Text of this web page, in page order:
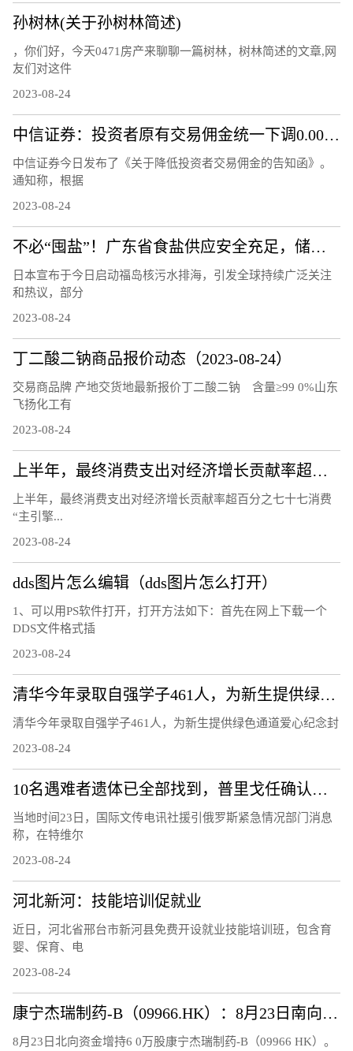
孙树林(关于孙树林简述)
，你们好，今天0471房产来聊聊一篇树林，树林简述的文章,网
友们对这件
2023-08-24
中信证券：投资者原有交易佣金统一下调0.00146%
中信证券今日发布了《关于降低投资者交易佣金的告知函》。
通知称，根据
2023-08-24
不必“囤盐”！广东省食盐供应安全充足，储备量达10.8万吨
日本宣布于今日启动福岛核污水排海，引发全球持续广泛关注
和热议，部分
2023-08-24
丁二酸二钠商品报价动态（2023-08-24）
交易商品牌 产地交货地最新报价丁二酸二钠 含量≥99 0%山东
飞扬化工有
2023-08-24
上半年，最终消费支出对经济增长贡献率超百分之七十七 消费“主引擎”作用进一步凸显（经济新方位）
上半年，最终消费支出对经济增长贡献率超百分之七十七消费
“主引擎...
2023-08-24
dds图片怎么编辑（dds图片怎么打开）
1、可以用PS软件打开，打开方法如下：首先在网上下载一个
DDS文件格式插
2023-08-24
清华今年录取自强学子461人，为新生提供绿色通道爱心纪念封
清华今年录取自强学子461人，为新生提供绿色通道爱心纪念封
2023-08-24
10名遇难者遗体已全部找到，普里戈任确认遇难
当地时间23日，国际文传电讯社援引俄罗斯紧急情况部门消息
称，在特维尔
2023-08-24
河北新河：技能培训促就业
近日，河北省邢台市新河县免费开设就业技能培训班，包含育
婴、保育、电
2023-08-24
康宁杰瑞制药-B（09966.HK）：8月23日南向资金增持6万股
8月23日北向资金增持6 0万股康宁杰瑞制药-B（09966 HK）。